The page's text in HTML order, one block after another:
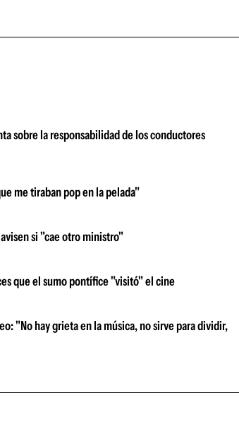
sobre la responsabilidad de los conductores
me tiraban pop en la pelada"
si "cae otro ministro"
que el sumo pontífice "visitó" el cine
"No hay grieta en la música, no sirve para dividir,